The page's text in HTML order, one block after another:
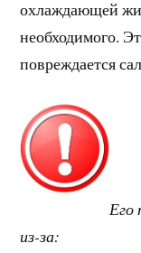
охлаждающей
необходимого.
повреждается
Его
из-за: